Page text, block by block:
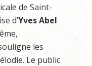
de Saint-
d’Yves Abel
les
Le public